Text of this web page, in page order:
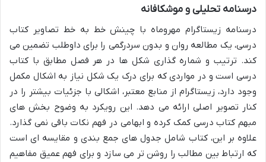
درسنامه تحلیلی و موشکافانه
درسنامه زیستاگرام مهروماه با چینش خط به خط تصاویر کتاب
درسی، یک مطالعه روان و بدون سردرگمی را برای داوطلب تضمین می
کند. ترتیب و شماره گذاری شکل ها در هر فصل مطابق با کتاب
درسی است و در مواردی که برای درک یک شکل نیاز به اشکال مکمل
وجود دارد، زیستاگرام از منابع معتبر، اشکالی با جزئیات بیشتر را در
کنار تصویر اصلی ارائه می دهد. این رویکرد به وضوح بخش های
مبهم کتاب درسی کمک کرده و ابهامی در فهم نکات باقی نمی گذارد.
علاوه بر این، کتاب شامل جدول های جمع بندی و مقایسه ای است
که ارتباط بین مطالب را روشن تر می سازد و برای فهم عمیق مفاهیم